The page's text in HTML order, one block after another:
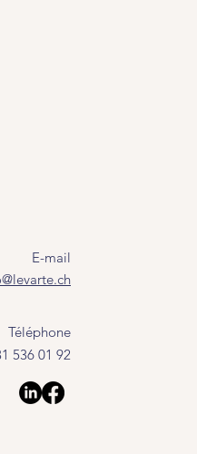
E-mail
Téléphone
536 01 92